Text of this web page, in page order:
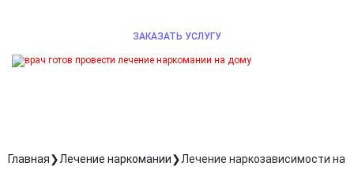
ЗАКАЗАТЬ УСЛУГУ
Главная Лечение наркомании Лечение наркозависимости на